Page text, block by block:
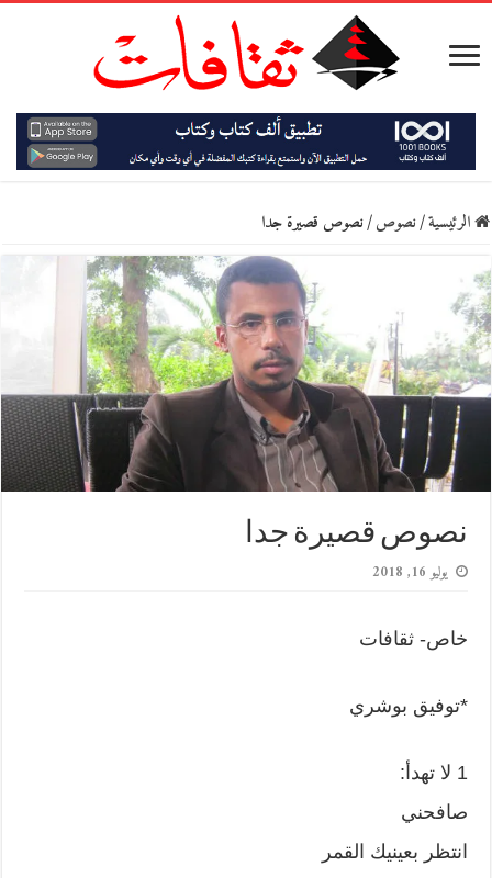
الرئيسية/نصوص/نصوص قصيرة جدا
نصوص قصيرة جدا
يوليو 16, 2018
خاص- ثقافات
*توفيق بوشري
1 لا تهدأ:
صافحني
انتظر بعينيك القمر